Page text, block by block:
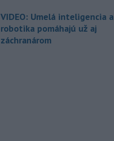
VIDEO: Umelá inteligencia a
robotika pomáhajú už aj
záchranárom